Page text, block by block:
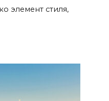
элемент стиля,